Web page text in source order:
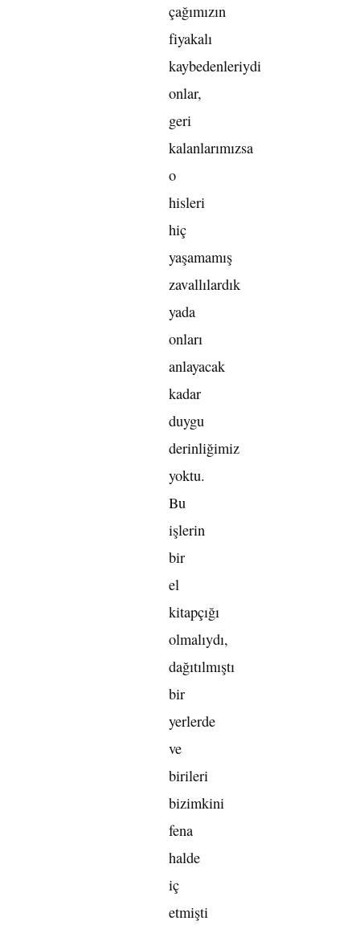
çağımızın
fiyakalı
kaybedenleriydi
onlar,
geri
kalanlarımızsa
o
hisleri
hiç
yaşamamış
zavallılardık
yada
onları
anlayacak
kadar
duygu
derinliğimiz
yoktu.
Bu
işlerin
bir
el
kitapçığı
olmalıydı,
dağıtılmıştı
bir
yerlerde
ve
birileri
bizimkini
fena
halde
iç
etmişti